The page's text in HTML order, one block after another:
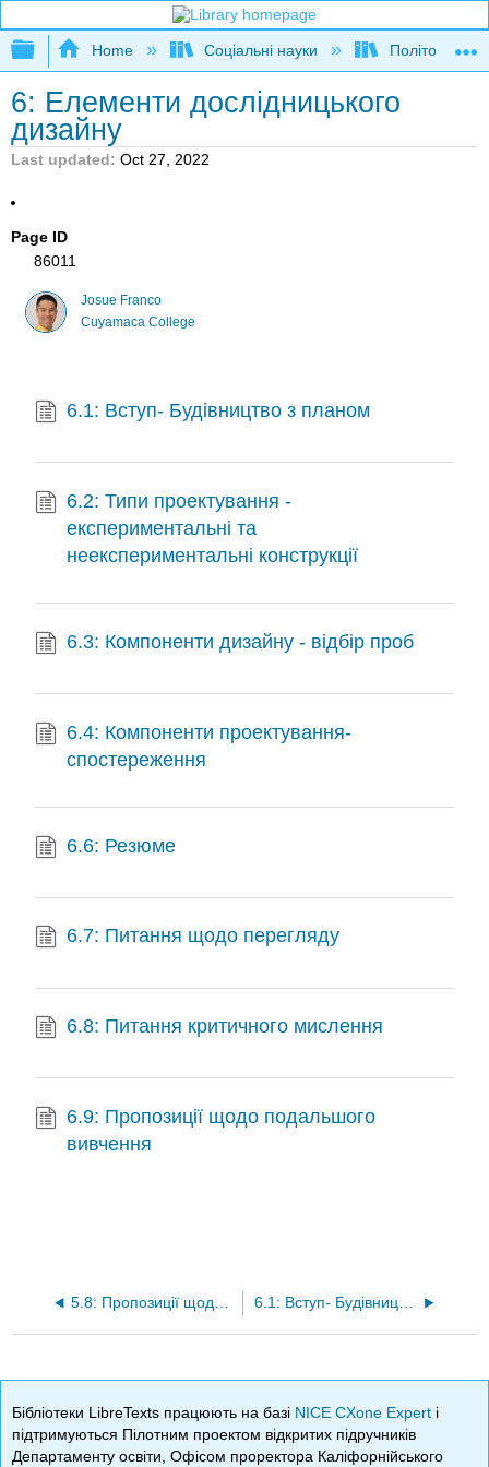
Expand/collapse global hierarchy
Home Соціальні науки Політологія
6: Елементи дослідницького
дизайну
Last updated Oct 27, 2022
Page ID
86011
Josue Franco
Cuyamaca College
6.1: Вступ- Будівництво з планом
6.2: Типи проектування -
експериментальні та
неекспериментальні конструкції
6.3: Компоненти дизайну - відбір проб
6.4: Компоненти проектування-
спостереження
6.6: Резюме
6.7: Питання щодо перегляду
6.8: Питання критичного мислення
6.9: Пропозиції щодо подальшого
вивчення
5.8: Пропозиції щодо подальшого вивчення 6.1: Вступ- Будівництво з планом
Бібліотеки LibreTexts працюють на базі NICE CXone Expert і
підтримуються Пілотним проектом відкритих підручників
Департаменту освіти, Офісом проректора Каліфорнійського